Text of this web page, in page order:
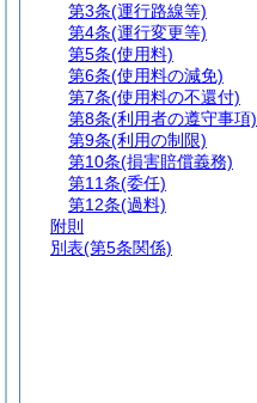
第3条(運行路線等)
第4条(運行変更等)
第5条(使用料)
第6条(使用料の減免)
第7条(使用料の不還付)
第8条(利用者の遵守事項)
第9条(利用の制限)
第10条(損害賠償義務)
第11条(委任)
第12条(過料)
附則
別表(第5条関係)